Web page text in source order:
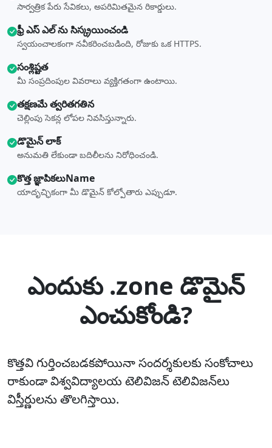
సార్వత్రిక పేరు సేవికలు, అపరిమితమైన రికార్డులు.
ఫ్రీ ఎస్ ఎల్ ను సిస్క్రయించండి
స్వయంచాలకంగా నవీకరించబడింది, రోజుకు ఒక HTTPS.
సంశ్లిష్టత
మీ సంప్రదింపుల వివరాలు వ్యక్తిగతంగా ఉంటాయి.
తక్షణమే త్వరితగతిన
చెల్లింపు సెకన్ల లోపల నివసిస్తున్నారు.
డొమైన్ లాక్
అనుమతి లేకుండా బదిలీలను నిరోధించండి.
కొత్త జ్ఞాపికలుName
యాదృచ్ఛికంగా మీ డొమైన్ కోల్పోతారు ఎప్పుడూ.
ఎందుకు .zone డొమైన్
ఎంచుకోండి?
కొత్తవి గుర్తించబడకపోయినా సందర్శకులకు సంకోచాలు
రాకుండా విశ్వవిద్యాలయ టెలివిజన్‌ టెలివిజన్‌లు
విస్తీర్ణులను తొలగిస్తాయి.